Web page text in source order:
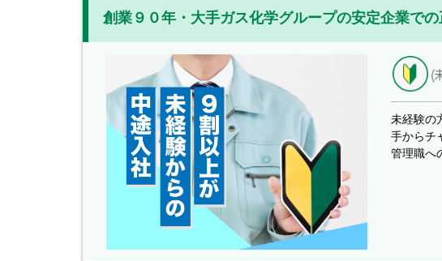
創業９０年・大手ガス化学グループの安定企業で
未経験の
手からチ
管理職へ